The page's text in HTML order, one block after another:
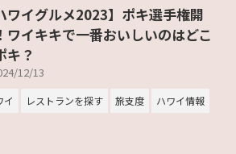
ワイグルメ2023】ポキ選手権開
ワイキキで一番おいしいのはどこ
キ？
12/13
イ レストランを探す 旅支度 ハワイ情報